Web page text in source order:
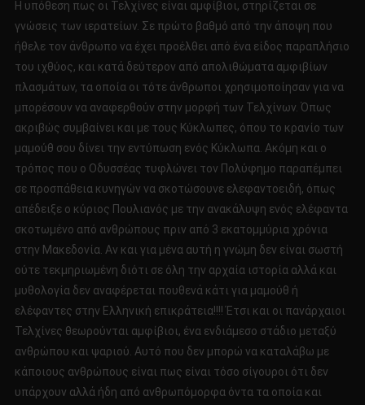
Η υπόθεση πως οι Τελχίνες είναι αμφίβιοι, στηρίζεται σε
γνώσεις των ιερατείων. Σε πρώτο βαθμό από την άποψη που
ήθελε τον άνθρωπο να έχει προέλθει από ένα είδος παραπλήσιο
του ιχθύος, και κατά δεύτερον από απολιθώματα αμφιβίων
πλασμάτων, τα οποία οι τότε άνθρωποι χρησιμοποίησαν για να
μπορέσουν να αναφερθούν στην μορφή των Τελχίνων. Όπως
ακριβώς συμβαίνει και με τους Κύκλωπες, όπου το κρανίο των
μαμούθ σου δίνει την εντύπωση ενός Κύκλωπα. Ακόμη και ο
τρόπος που ο Οδυσσέας τυφλώνει τον Πολύφημο παραπέμπει
σε προσπάθεια κυνηγών να σκοτώσουνε ελεφαντοειδή, όπως
απέδειξε ο κύριος Πουλιανός με την ανακάλυψη ενός ελέφαντα
σκοτωμένο από ανθρώπους πριν από 3 εκατομμύρια χρόνια
στην Μακεδονία. Αν και για μένα αυτή η γνώμη δεν είναι σωστή
ούτε τεκμηριωμένη διότι σε όλη την αρχαία ιστορία αλλά και
μυθολογία δεν αναφέρεται πουθενά κάτι για μαμούθ ή
ελέφαντες στην Ελληνική επικράτεια!!!! Έτσι και οι πανάρχαιοι
Τελχίνες θεωρούνται αμφίβιοι, ένα ενδιάμεσο στάδιο μεταξύ
ανθρώπου και ψαριού. Αυτό που δεν μπορώ να καταλάβω με
κάποιους ανθρώπους είναι πως είναι τόσο σίγουροι ότι δεν
υπάρχουν αλλά ήδη από ανθρωπόμορφα όντα τα οποία και